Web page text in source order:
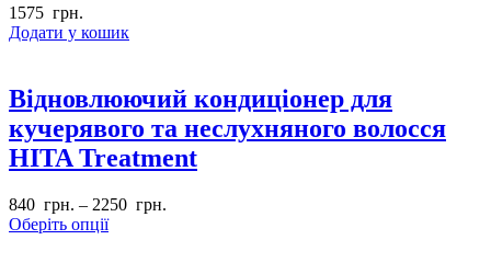
1575 грн.
Додати у кошик
Відновлюючий кондиціонер для
кучерявого та неслухняного волосся
HITA Treatment
840 грн. – 2250 грн.
Оберіть опції